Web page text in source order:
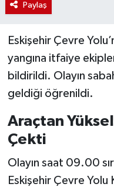
Paylaş
Eskişehir Çevre
yangına itfaiye
bildirildi. Olayın
geldiği öğrenildi.
Araçtan
Çekti
Olayın saat 09.00
Eskişehir Çevre Yolu